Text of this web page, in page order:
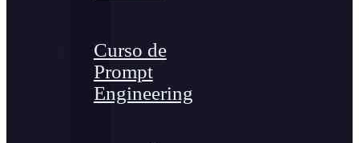
Curso de
Prompt
Engineering